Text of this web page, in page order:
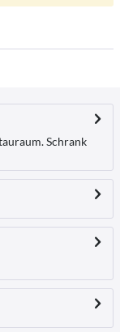
Schrank